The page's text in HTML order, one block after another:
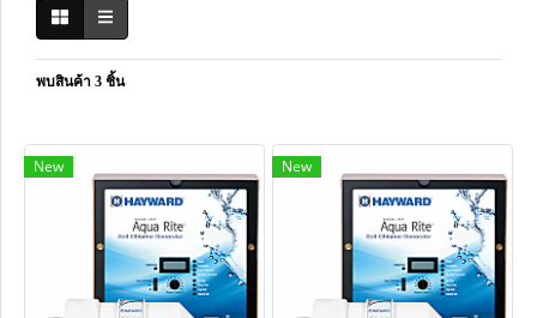
พบสินค้า 3 ชิ้น
New New